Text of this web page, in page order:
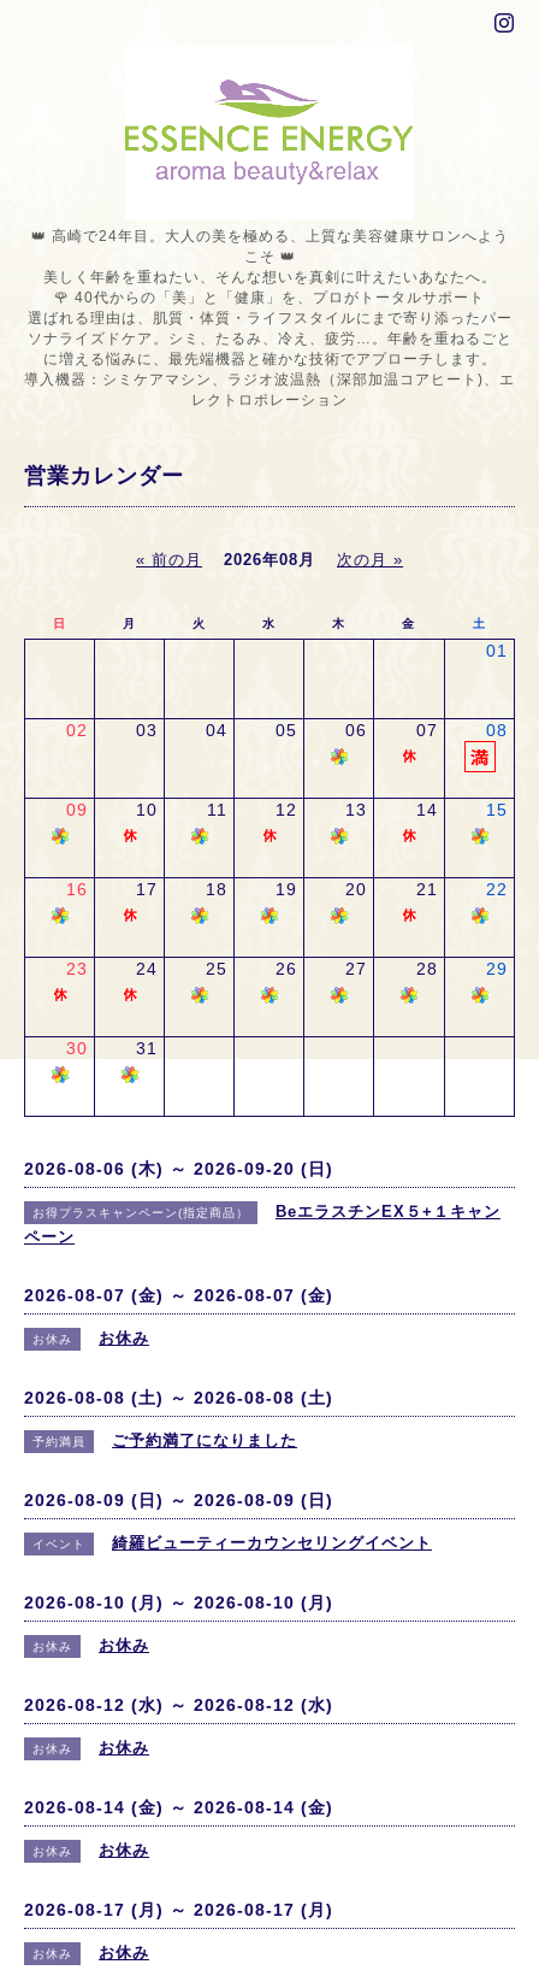
👑 高崎で24年目。大人の美を極める、上質な美容健康サロンへよう
こそ 👑
美しく年齢を重ねたい、そんな想いを真剣に叶えたいあなたへ。
🌹 40代からの「美」と「健康」を、プロがトータルサポート
選ばれる理由は、肌質・体質・ライフスタイルにまで寄り添ったパー
ソナライズドケア。シミ、たるみ、冷え、疲労…。年齢を重ねるごと
に増える悩みに、最先端機器と確かな技術でアプローチします。
導入機器：シミケアマシン、ラジオ波温熱（深部加温コアヒート)、エ
レクトロポレーション
営業カレンダー
« 前の月 2026年08月 次の月 »
日 月 火 水 木 金 土
01
02 03 04 05 06 07 08
09 10 11 12 13 14 15
16 17 18 19 20 21 22
23 24 25 26 27 28 29
30 31
2026-08-06 (木) ～ 2026-09-20 (日)
お得プラスキャンペーン(指定商品）
BeエラスチンEX５+１キャン
ペーン
2026-08-07 (金) ～ 2026-08-07 (金)
お休み お休み
2026-08-08 (土) ～ 2026-08-08 (土)
予約満員 ご予約満了になりました
2026-08-09 (日) ～ 2026-08-09 (日)
イベント 綺羅ビューティーカウンセリングイベント
2026-08-10 (月) ～ 2026-08-10 (月)
お休み お休み
2026-08-12 (水) ～ 2026-08-12 (水)
お休み お休み
2026-08-14 (金) ～ 2026-08-14 (金)
お休み お休み
2026-08-17 (月) ～ 2026-08-17 (月)
お休み お休み